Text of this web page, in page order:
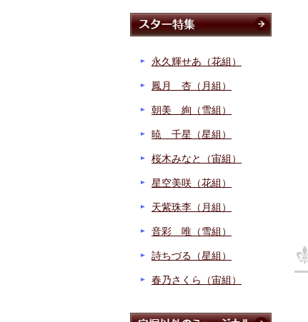
永久輝せあ（花組）
鳳月 杏（月組）
朝美 絢（雪組）
暁 千星（星組）
桜木みなと（宙組）
星空美咲（花組）
天紫珠李（月組）
音彩 唯（雪組）
詩ちづる（星組）
春乃さくら（宙組）